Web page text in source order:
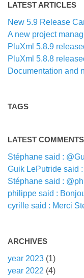
LATEST ARTICLES
New 5.9 Release
A new project
PluXml 5.8.9
PluXml 5.8.8
Documentation and
TAGS
LATEST COMMENTS
Stéphane said :
Guik LePutride said
Stéphane said :
philippe said :
cyrille said : Merci
ARCHIVES
year 2023 (1)
year 2022 (4)